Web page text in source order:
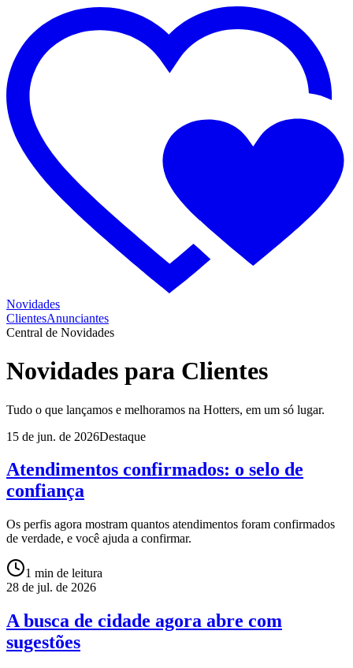
Novidades
ClientesAnunciantes
Central de Novidades
Novidades para Clientes
Tudo o que lançamos e melhoramos na Hotters, em um só lugar.
15 de jun. de 2026Destaque
Atendimentos confirmados: o selo de
confiança
Os perfis agora mostram quantos atendimentos foram confirmados
de verdade, e você ajuda a confirmar.
1 min de leitura
28 de jul. de 2026
A busca de cidade agora abre com
sugestões